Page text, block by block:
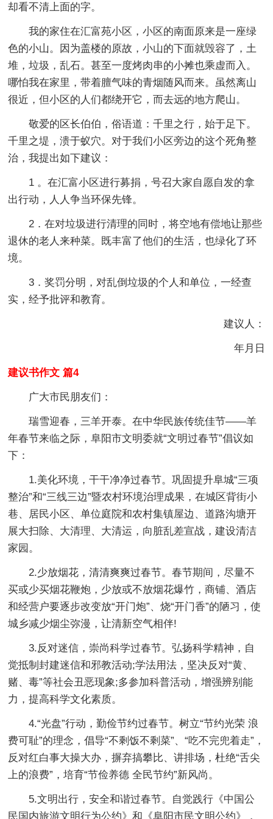
却看不清上面的字。
我的家住在汇富苑小区，小区的南面原来是一座绿
色的小山。因为盖楼的原故，小山的下面就毁容了，土
堆，垃圾，乱石。甚至一度烤肉串的小摊也乘虚而入。
哪怕我在家里，带着膻气味的青烟随风而来。虽然离山
很近，但小区的人们都绕开它，而去远的地方爬山。
敬爱的区长伯伯，俗语道：千里之行，始于足下。
千里之堤，溃于蚁穴。对于我们小区旁边的这个死角整
治，我提出如下建议：
1 。在汇富小区进行募捐，号召大家自愿自发的拿
出行动，人人争当环保先锋。
2．在对垃圾进行清理的同时，将空地有偿地让那些
退休的老人来种菜。既丰富了他们的生活，也绿化了环
境。
3．奖罚分明，对乱倒垃圾的个人和单位，一经查
实，经予批评和教育。
建议人：
年月日
建议书作文 篇4
广大市民朋友们：
瑞雪迎春，三羊开泰。在中华民族传统佳节——羊
年春节来临之际，阜阳市文明委就“文明过春节”倡议如
下：
1.美化环境，干干净净过春节。巩固提升阜城“三项
整治”和“三线三边”暨农村环境治理成果，在城区背街小
巷、居民小区、单位庭院和农村集镇屋边、道路沟塘开
展大扫除、大清理、大清运，向脏乱差宣战，建设清洁
家园。
2.少放烟花，清清爽爽过春节。春节期间，尽量不
买或少买烟花鞭炮，少放或不放烟花爆竹，商铺、酒店
和经营户要逐步改变放“开门炮”、烧“开门香”的陋习，使
城乡减少烟尘弥漫，让清新空气相伴!
3.反对迷信，崇尚科学过春节。弘扬科学精神，自
觉抵制封建迷信和邪教活动;学法用法，坚决反对“黄、
赌、毒”等社会丑恶现象;多参加科普活动，增强辨别能
力，提高科学文化素质。
4.“光盘”行动，勤俭节约过春节。树立“节约光荣 浪
费可耻”的理念，倡导“不剩饭不剩菜”、“吃不完兜着走”，
反对红白事大操大办，摒弃搞攀比、讲排场，杜绝“舌尖
上的浪费”，培育“节俭养德 全民节约”新风尚。
5.文明出行，安全和谐过春节。 自觉践行《中国公
民国内旅游文明行为公约》和《阜阳市民文明公约》，